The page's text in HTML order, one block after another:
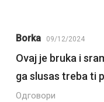
Borka 09/12/2024
Ovaj je bruka i
ga slusas treba ti
Одговори